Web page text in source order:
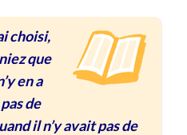
choisi,
que
en a
de
il n’y avait pas de